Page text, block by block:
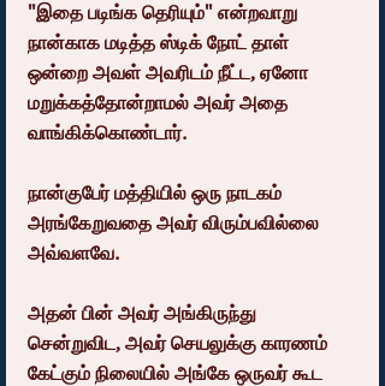
"இதை படிங்க தெரியும்" என்றவாறு
நான்காக மடித்த ஸ்டிக் நோட் தாள்
ஒன்றை அவள் அவரிடம் நீட்ட, ஏனோ
மறுக்கத்தோன்றாமல் அவர் அதை
வாங்கிக்கொண்டார்.
நான்குபேர் மத்தியில் ஒரு நாடகம்
அரங்கேறுவதை அவர் விரும்பவில்லை
அவ்வளவே.
அதன் பின் அவர் அங்கிருந்து
சென்றுவிட, அவர் செயலுக்கு காரணம்
கேட்கும் நிலையில் அங்கே ஒருவர் கூட